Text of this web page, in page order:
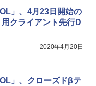
」、4月23日開始の
クライアント先行D
2020年4月20日
」、クローズドβテ